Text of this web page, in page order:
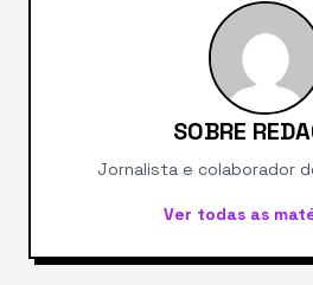
SOBRE
Jornalista e colaborador
Ver todas as